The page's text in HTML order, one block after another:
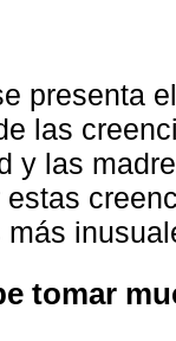
presenta
las
y las
tomar